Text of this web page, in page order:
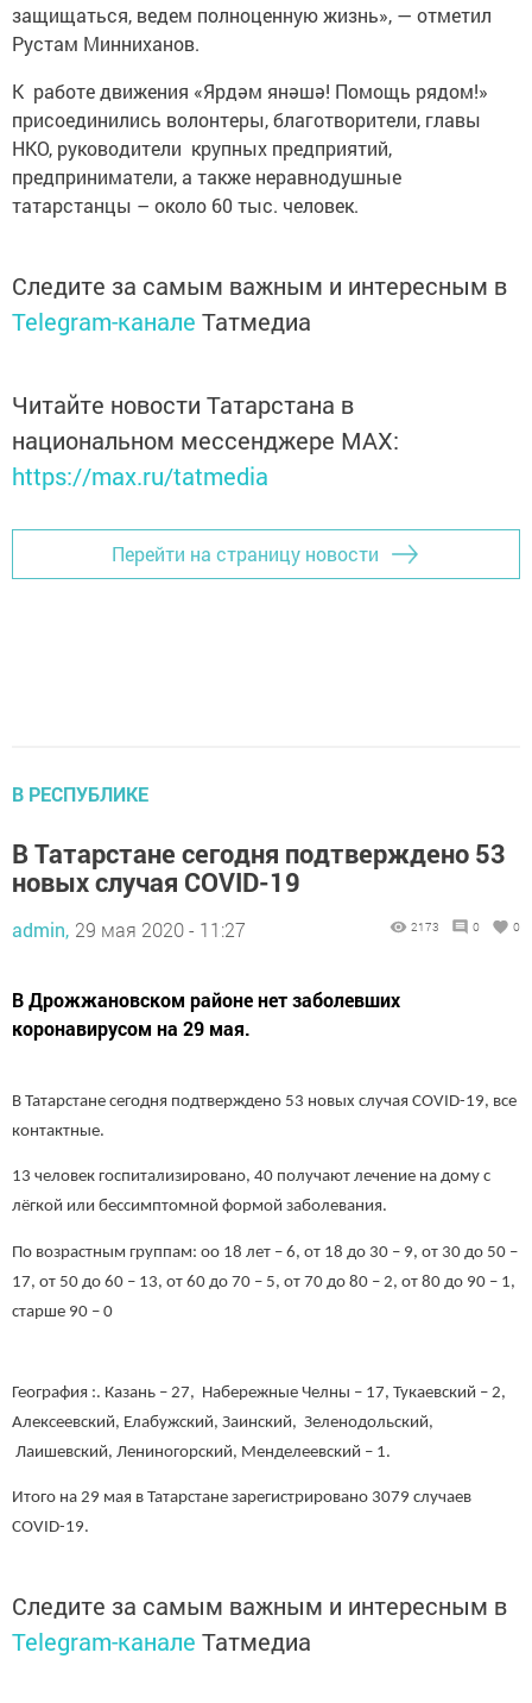
защищаться, ведем полноценную жизнь», — отметил
Рустам Минниханов.
К работе движения «Ярдәм янәшә! Помощь рядом!»
присоединились волонтеры, благотворители, главы
НКО, руководители крупных предприятий,
предприниматели, а также неравнодушные
татарстанцы – около 60 тыс. человек.
Следите за самым важным и интересным в
Telegram-канале Татмедиа
Читайте новости Татарстана в
национальном мессенджере MАХ:
https://max.ru/tatmedia
Перейти на страницу новости
В РЕСПУБЛИКЕ
В Татарстане сегодня подтверждено 53
новых случая COVID-19
admin, 29 мая 2020 - 11:27 2173 0 0
В Дрожжановском районе нет заболевших
коронавирусом на 29 мая.
В Татарстане сегодня подтверждено 53 новых случая COVID-19, все
контактные.
13 человек госпитализировано, 40 получают лечение на дому с
лёгкой или бессимптомной формой заболевания.
По возрастным группам: оо 18 лет – 6, от 18 до 30 – 9, от 30 до 50 –
17, от 50 до 60 – 13, от 60 до 70 – 5, от 70 до 80 – 2, от 80 до 90 – 1,
старше 90 – 0
География :. Казань – 27, Набережные Челны – 17, Тукаевский – 2,
Алексеевский, Елабужский, Заинский, Зеленодольский,
Лаишевский, Лениногорский, Менделеевский – 1.
Итого на 29 мая в Татарстане зарегистрировано 3079 случаев
COVID-19.
Следите за самым важным и интересным в
Telegram-канале Татмедиа